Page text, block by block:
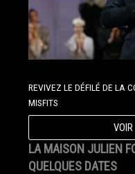
REVIVEZ LE DÉFILÉ DE LA
MISFITS
VOIR
LA MAISON JULIEN
QUELQUES DATES